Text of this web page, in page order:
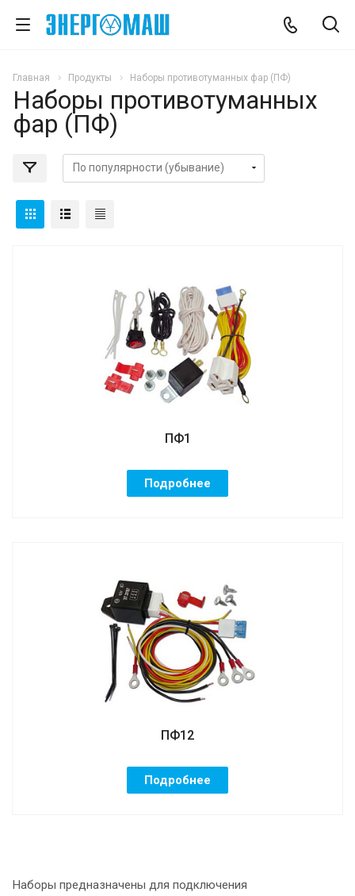
Главная Продукты Наборы противотуманных фар (ПФ)
Наборы противотуманных
фар (ПФ)
ПФ1
Подробнее
ПФ12
Подробнее
Наборы предназначены для подключения